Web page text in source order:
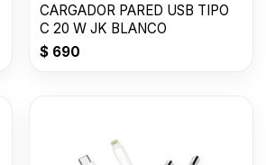
CARGADOR PARED USB TIPO
C 20 W JK BLANCO
$ 690